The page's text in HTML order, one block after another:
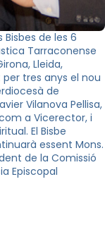
de les 6
Tarraconense
Lleida,
tres anys el nou
de
Vilanova Pellisa,
a Vicerector, i
El Bisbe
essent Mons.
de la Comissió
Episcopal